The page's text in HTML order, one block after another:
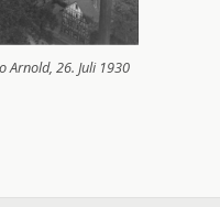
Arnold, 26. Juli 1930